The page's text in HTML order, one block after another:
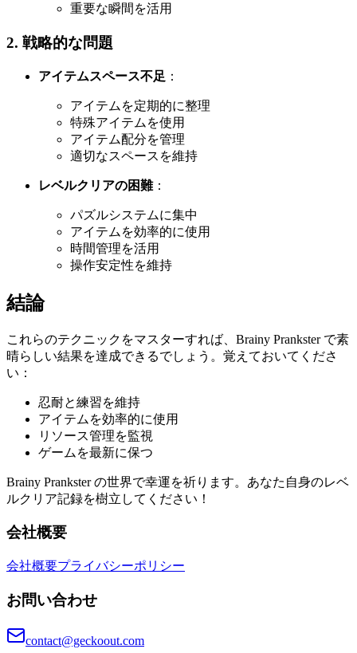
重要な瞬間を活用
2. 戦略的な問題
アイテムスペース不足 ：
アイテムを定期的に整理
特殊アイテムを使用
アイテム配分を管理
適切なスペースを維持
レベルクリアの困難：
パズルシステムに集中
アイテムを効率的に使用
時間管理を活用
操作安定性を維持
結論
これらのテクニックをマスターすれば、Brainy Prankster で素
晴らしい結果を達成できるでしょう。覚えておいてくださ
い：
忍耐と練習を維持
アイテムを効率的に使用
リソース管理を監視
ゲームを最新に保つ
Brainy Prankster の世界で幸運を祈ります。あなた自身のレベ
ルクリア記録を樹立してください！
会社概要
会社概要プライバシーポリシー
お問い合わせ
contact@geckoout.com